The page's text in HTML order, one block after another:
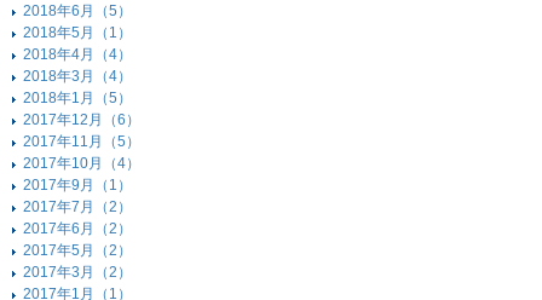
2018年6月（5）
2018年5月（1）
2018年4月（4）
2018年3月（4）
2018年1月（5）
2017年12月（6）
2017年11月（5）
2017年10月（4）
2017年9月（1）
2017年7月（2）
2017年6月（2）
2017年5月（2）
2017年3月（2）
2017年1月（1）